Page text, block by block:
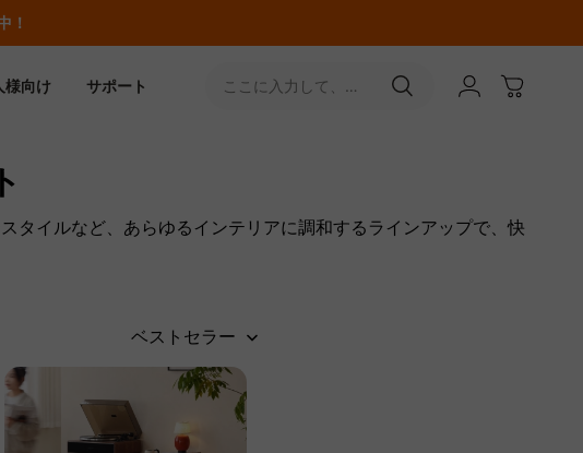
！
様向け サポート
ここに入力して、
タイルなど、あらゆるインテリアに調和するラインアップで、快
ベストセラー